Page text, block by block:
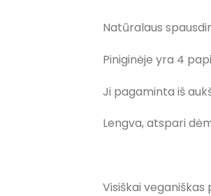
Natūralaus
Piniginėje yra 4
Ji pagaminta iš
Lengva, atspari
Visiškai veganiškas